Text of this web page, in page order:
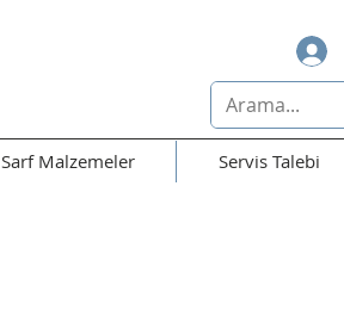
Sarf Malzemeler Servis Talebi